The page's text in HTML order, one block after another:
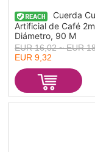
Cuerda
Artificial de Café
Diámetro, 90 M
EUR 16,02 ~ EUR
EUR 9,32